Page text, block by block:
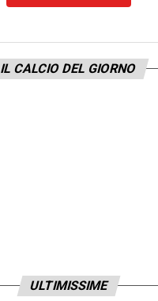
IL CALCIO DEL GIORNO
ULTIMISSIME